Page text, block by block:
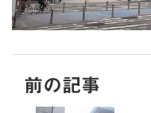
前の記事